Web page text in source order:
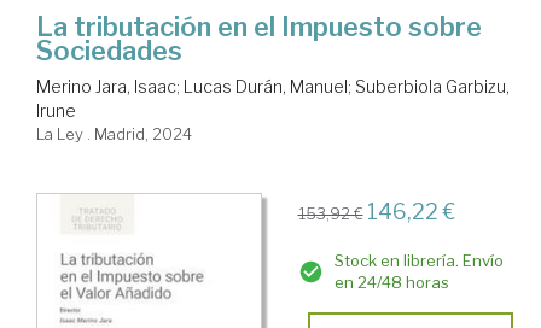
La tributación en el Impuesto sobre
Sociedades
Merino Jara, Isaac; Lucas Durán, Manuel; Suberbiola Garbizu,
Irune
La Ley . Madrid, 2024
153,92 € 146,22 €
Stock en librería. Envío
en 24/48 horas